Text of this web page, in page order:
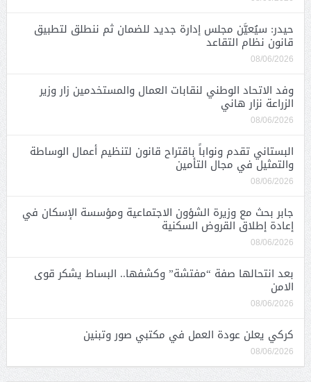
حيدر: سيُعيَّن مجلس إدارة جديد للضمان ثم ننطلق لتطبيق
قانون نظام التقاعد
08/06/2026
وفد الاتحاد الوطني لنقابات العمال والمستخدمين زار وزير
الزراعة نزار هاني
08/06/2026
البستاني تقدم ونواباً باقتراح قانون لتنظيم أعمال الوساطة
والتمثيل في مجال التأمين
08/06/2026
جابر بحث مع وزيرة الشؤون الاجتماعية ومؤسسة الإسكان في
إعادة إطلاق القروض السكنية
08/06/2026
بعد انتحالها صفة “مفتشة” وكشفها.. البساط يشكر قوى
الامن
08/06/2026
كركي يعلن عودة العمل في مكتبي صور وتبنين
08/06/2026